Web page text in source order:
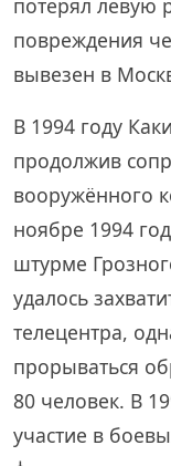
потерял левую
повреждения
вывезен в
В 1994 году
продолжив
вооружённого
ноябре 1994
штурме
удалось
телецентра,
прорываться
80 человек. В
участие в